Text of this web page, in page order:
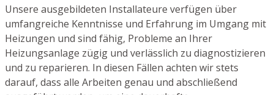
Unsere ausgebildeten Installateure verfügen über
umfangreiche Kenntnisse und Erfahrung im Umgang mit
Heizungen und sind fähig, Probleme an Ihrer
Heizungsanlage zügig und verlässlich zu diagnostizieren
und zu reparieren. In diesen Fällen achten wir stets
darauf, dass alle Arbeiten genau und abschließend